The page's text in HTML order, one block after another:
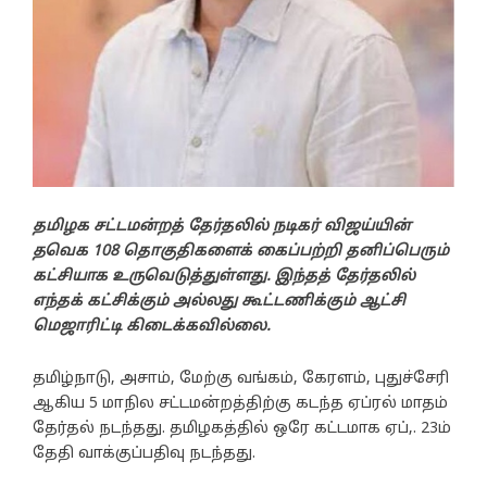
தமிழக சட்டமன்றத் தேர்தலில் நடிகர் விஜய்யின்
தவெக 108 தொகுதிகளைக் கைப்பற்றி தனிப்பெரும்
கட்சியாக உருவெடுத்துள்ளது. இந்தத் தேர்தலில்
எந்தக் கட்சிக்கும் அல்லது கூட்டணிக்கும் ஆட்சி
மெஜாரிட்டி கிடைக்கவில்லை.
தமிழ்நாடு, அசாம், மேற்கு வங்கம், கேரளம், புதுச்சேரி
ஆகிய 5 மாநில சட்டமன்றத்திற்கு கடந்த ஏப்ரல் மாதம்
தேர்தல் நடந்தது. தமிழகத்தில் ஒரே கட்டமாக ஏப்,. 23ம்
தேதி வாக்குப்பதிவு நடந்தது.